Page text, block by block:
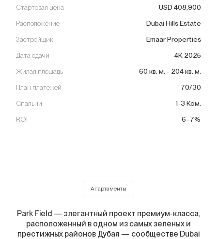
Стартовая цена USD 408,900
Расположение Dubai Hills Estate
Застройщик Emaar Properties
Дата сдачи 4К 2025
Жилая площадь 60 кв. м. - 204кв. м.
План платежей 70/30
Спальни 1-3 Ком.
ROI 6–7%
Апартаменты
Park Field — элегантный проект премиум-класса,
расположенный в одном из самых зеленых и
престижных районов Дубая — сообществе Dubai